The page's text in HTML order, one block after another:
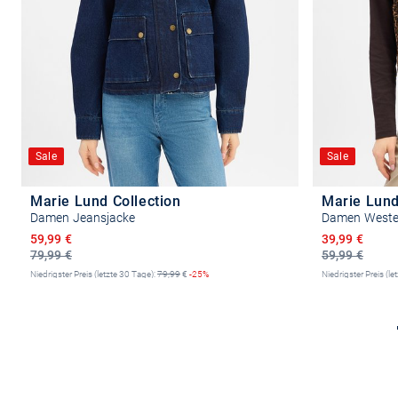
Sale
Marie Lund Collection
Damen Jeansjacke
79,99 €
Ermäßigter Preis
59,99 €
Niedrigster Preis (letzte 30 Tage):79,99€ -25%
Sale
Marie
Damen Weste
59,99 €
Ermäßigter
39,99 €
Niedrigster Preis